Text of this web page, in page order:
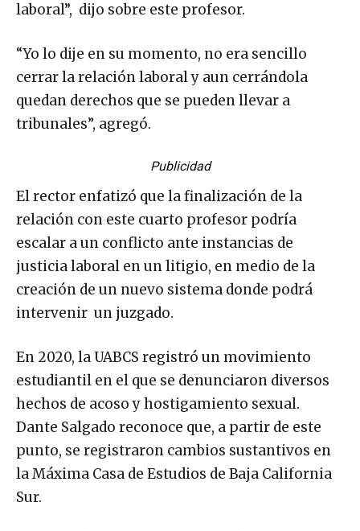
laboral”, dijo sobre este profesor.
“Yo lo dije en su momento, no era sencillo
cerrar la relación laboral y aun cerrándola
quedan derechos que se pueden llevar a
tribunales”, agregó.
Publicidad
El rector enfatizó que la finalización de la
relación con este cuarto profesor podría
escalar a un conflicto ante instancias de
justicia laboral en un litigio, en medio de la
creación de un nuevo sistema donde podrá
intervenir un juzgado.
En 2020, la UABCS registró un movimiento
estudiantil en el que se denunciaron diversos
hechos de acoso y hostigamiento sexual.
Dante Salgado reconoce que, a partir de este
punto, se registraron cambios sustantivos en
la Máxima Casa de Estudios de Baja California
Sur.